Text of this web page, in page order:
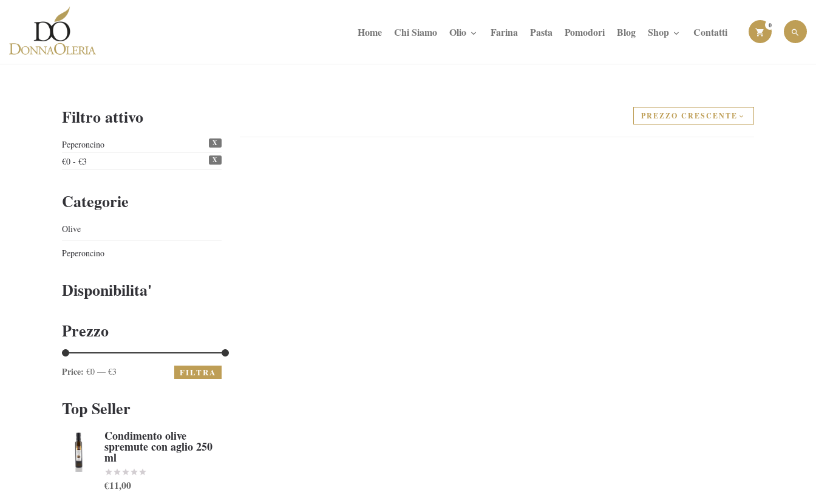
0
Home Chi Siamo Olio Farina Pasta Pomodori Blog Shop Contatti
Filtro attivo
Peperoncino X
€0 - €3 X
Categorie
Olive
Peperoncino
Disponibilita'
Prezzo
Price: €0 — €3 FILTRA
Top Seller
Condimento olive
spremute con aglio 250
ml
€11,00
PREZZO CRESCENTE